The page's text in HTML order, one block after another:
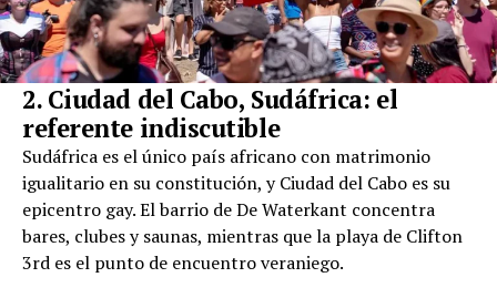
2. Ciudad del Cabo, Sudáfrica: el
referente indiscutible
Sudáfrica es el único país africano con matrimonio
igualitario en su constitución, y Ciudad del Cabo es su
epicentro gay. El barrio de De Waterkant concentra
bares, clubes y saunas, mientras que la playa de Clifton
3rd es el punto de encuentro veraniego.